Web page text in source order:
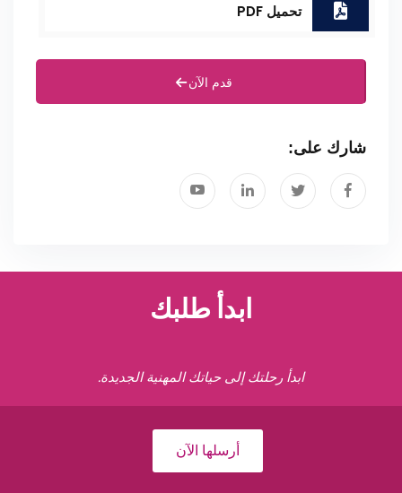
تحميل PDF
قدم الآن
شارك على:
ابدأ طلبك
ابدأ رحلتك إلى حياتك المهنية الجديدة.
أرسلها الآن